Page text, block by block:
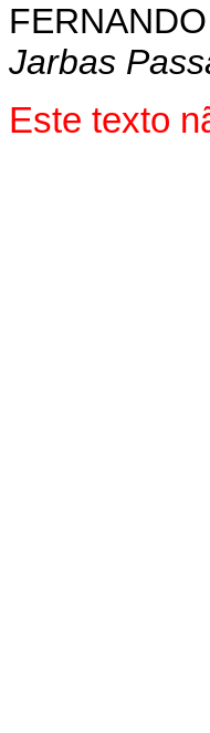
Jarbas
Este texto